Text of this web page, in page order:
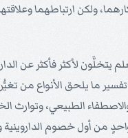
ولكن ارتباطهما
يتخلَّون لأكثر فأكثر عن
ما يلحق الأنواع من تغيُّر
والاصطفاء الطبيعي، وتوارث
من أول خصوم الداروينية